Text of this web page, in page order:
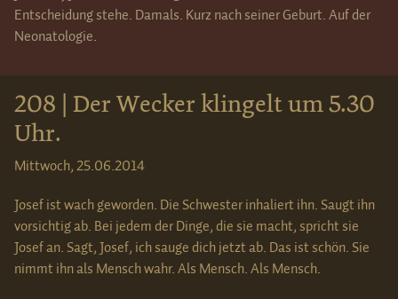
Entscheidung stehe. Damals. Kurz nach seiner Geburt. Auf der
Neonatologie.
208 | Der Wecker klingelt um 5.30
Uhr.
Mittwoch, 25.06.2014
Josef ist wach geworden. Die Schwester inhaliert ihn. Saugt ihn
vorsichtig ab. Bei jedem der Dinge, die sie macht, spricht sie
Josef an. Sagt, Josef, ich sauge dich jetzt ab. Das ist schön. Sie
nimmt ihn als Mensch wahr. Als Mensch. Als Mensch.